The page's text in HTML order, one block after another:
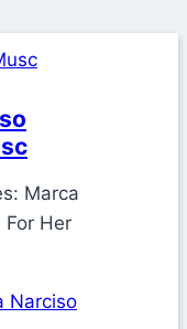
Marca
For Her
Narciso